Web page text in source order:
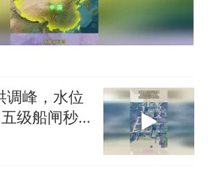
调峰，水位
级船闸秒